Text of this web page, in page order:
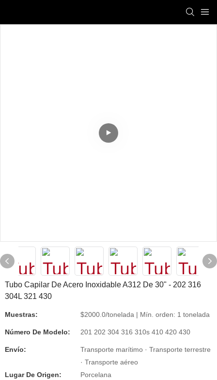
Tubo Capilar De Acero Inoxidable A312 De 30" - 202 316
304L 321 430
Muestras: $2000.0/tonelada | Mín. orden: 1 tonelada
Número De Modelo: 201 202 304 316 310s 410 420 430
Envío:
Transporte marítimo · Transporte terrestre
· Transporte aéreo
Lugar De Origen:
Porcelana